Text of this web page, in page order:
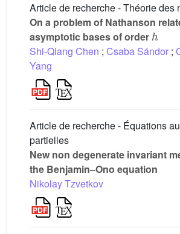
Article de recherche - Théorie des
On a problem of Nathanson
asymptotic bases of order
h
Shi-Qiang Chen ; Csaba Sándor ;
Yang
Article de recherche - Équations
partielles
New non degenerate invariant
the Benjamin–Ono equation
Nikolay Tzvetkov